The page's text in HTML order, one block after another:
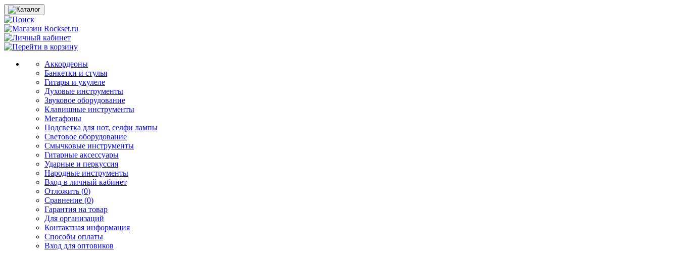
Аккордеоны
Банкетки и стулья
Гитары и укулеле
Духовые инструменты
Звуковое оборудование
Клавишные инструменты
Мегафоны
Подсветка для нот, селфи лампы
Световое оборудование
Смычковые инструменты
Гитарные аксессуары
Ударные и перкуссия
Народные инструменты
Вход в личный кабинет
Отложить (0)
Сравнение (0)
Гарантия на товар
Для организаций
Контактная информация
Способы оплаты
Вход для оптовиков